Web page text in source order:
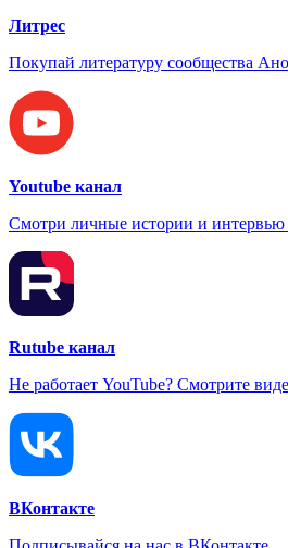
Литрес
Покупай литературу сообщества
Youtube канал
Смотри личные истории и интервью
Rutube канал
Не работает YouTube? Смотрите
ВКонтакте